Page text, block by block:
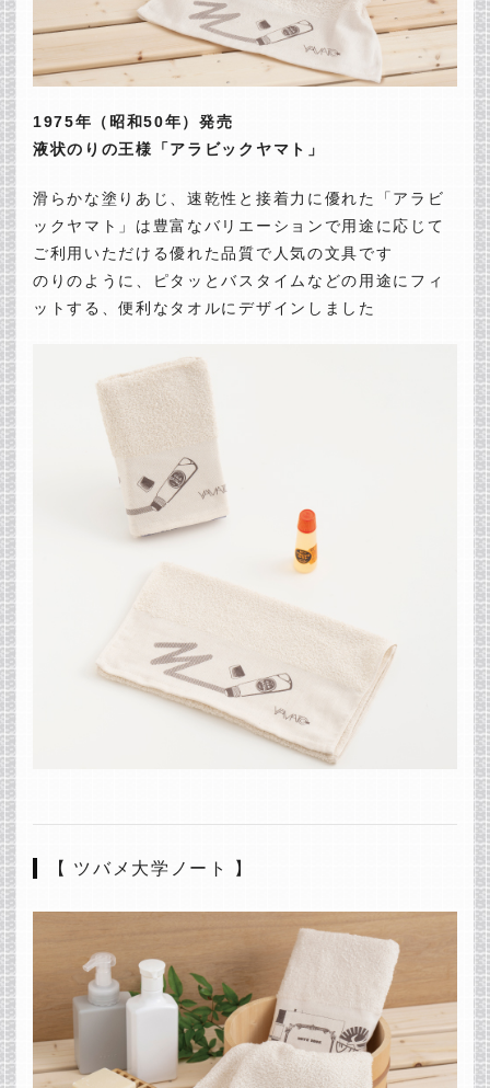
1975年（昭和50年）発売
液状のりの王様「アラビックヤマト」
滑らかな塗りあじ、速乾性と接着力に優れた「アラビ
ックヤマト」は豊富なバリエーションで用途に応じて
ご利用いただける優れた品質で人気の文具です
のりのように、ピタッとバスタイムなどの用途にフィ
ットする、便利なタオルにデザインしました
【 ツバメ大学ノート 】